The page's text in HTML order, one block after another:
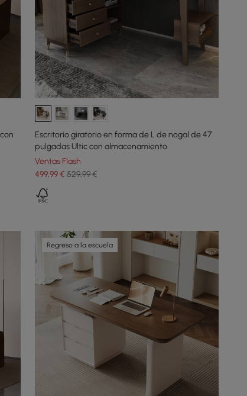
Escritorio giratorio en forma de L de nogal de 47
pulgadas Ultic con almacenamiento
Ventas Flash
499,99€ 529,99 €
Regreso a la escuela